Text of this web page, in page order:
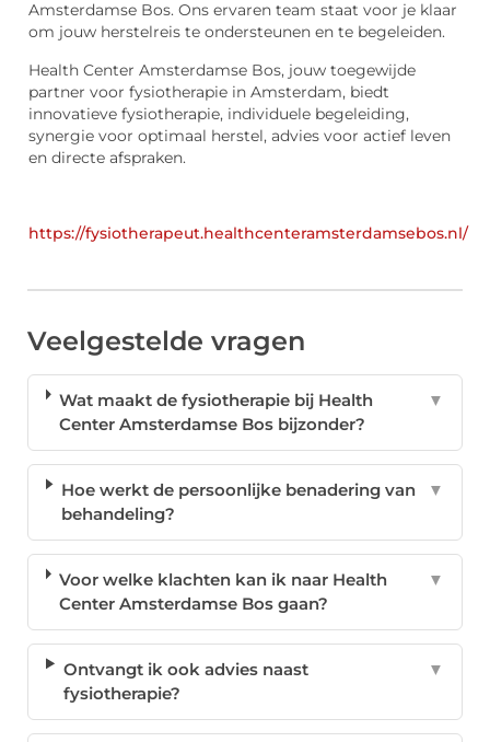
Amsterdamse Bos. Ons ervaren team staat voor je klaar
om jouw herstelreis te ondersteunen en te begeleiden.
Health Center Amsterdamse Bos, jouw toegewijde
partner voor fysiotherapie in Amsterdam, biedt
innovatieve fysiotherapie, individuele begeleiding,
synergie voor optimaal herstel, advies voor actief leven
en directe afspraken.
https://fysiotherapeut.healthcenteramsterdamsebos.nl/
Veelgestelde vragen
Wat maakt de fysiotherapie bij Health
Center Amsterdamse Bos bijzonder?
▼
Hoe werkt de persoonlijke benadering van
behandeling?
▼
Voor welke klachten kan ik naar Health
Center Amsterdamse Bos gaan?
▼
Ontvangt ik ook advies naast
fysiotherapie?
▼